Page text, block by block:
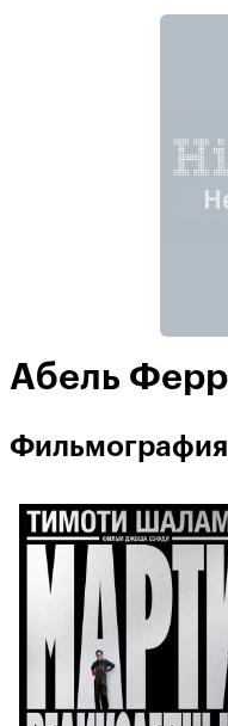
Абель
Фильмография